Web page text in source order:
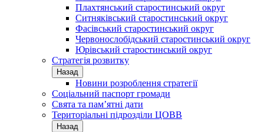
Плахтянський старостинський округ
Ситняківський старостинський округ
Фасівський старостинський округ
Червонослобідський старостинський округ
Юрівський старостинський округ
Стратегія розвитку
Назад
Новини розроблення стратегії
Соціальний паспорт громади
Свята та пам’ятні дати
Територіальні підрозділи ЦОВВ
Назад